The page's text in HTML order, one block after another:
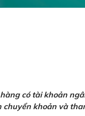
có tài khoản
khoản và